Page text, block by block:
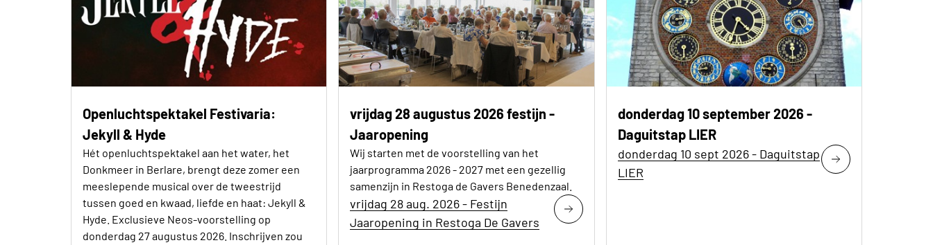
Openluchtspektakel Festivaria:
Jekyll & Hyde
Hét openluchtspektakel aan het water, het
Donkmeer in Berlare, brengt deze zomer een
meeslepende musical over de tweestrijd
tussen goed en kwaad, liefde en haat: Jekyll &
Hyde. Exclusieve Neos-voorstelling op
donderdag 27 augustus 2026. Inschrijven zou
vrijdag 28 augustus 2026 festijn -
Jaaropening
Wij starten met de voorstelling van het
jaarprogramma 2026 - 2027 met een gezellig
samenzijn in Restoga de Gavers Benedenzaal.
vrijdag 28 aug. 2026 - Festijn
Jaaropening in Restoga De Gavers
donderdag 10 september 2026 -
Daguitstap LIER
donderdag 10 sept 2026 - Daguitstap
LIER